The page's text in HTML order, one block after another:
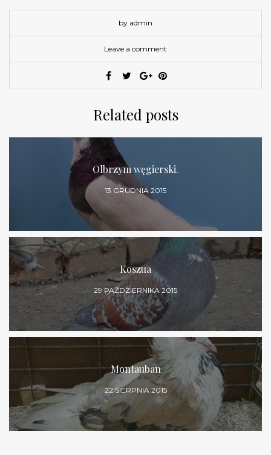
by admin
Leave a comment
Related posts
Olbrzym węgierski.
13 GRUDNIA 2015
Koszua
29 PAŹDZIERNIKA 2015
Montauban
22 SIERPNIA 2015